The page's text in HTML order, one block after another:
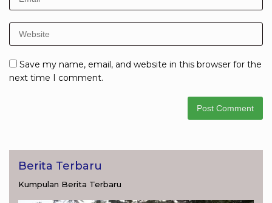
Save my name, email, and website in this browser for the
next time I comment.
Berita Terbaru
Kumpulan Berita Terbaru